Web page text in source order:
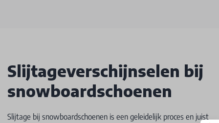
Slijtageverschijnselen bij
snowboardschoenen
Slijtage bij snowboardschoenen is een geleidelijk proces en juist